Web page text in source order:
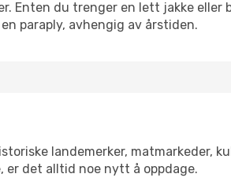
Enten du trenger en lett jakke
paraply, avhengig av årstiden.
landemerker, matmarkeder,
er det alltid noe nytt å oppdage.